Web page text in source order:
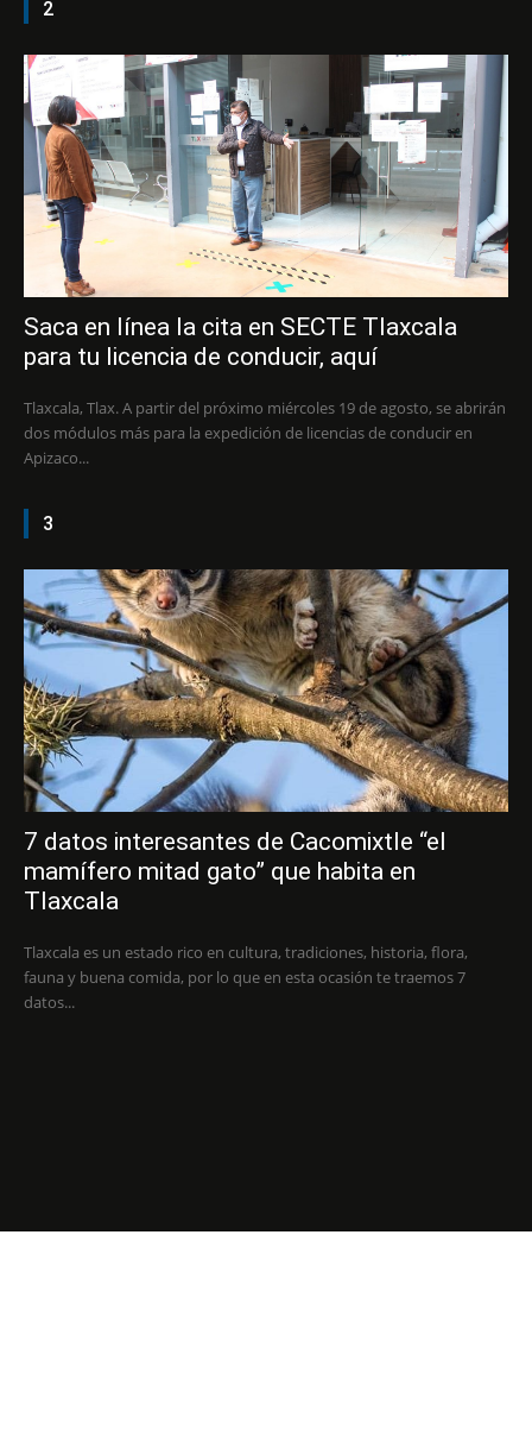
2
Saca en línea la cita en SECTE Tlaxcala
para tu licencia de conducir, aquí
Tlaxcala, Tlax. A partir del próximo miércoles 19 de agosto, se abrirán
dos módulos más para la expedición de licencias de conducir en
Apizaco...
3
7 datos interesantes de Cacomixtle “el
mamífero mitad gato” que habita en
Tlaxcala
Tlaxcala es un estado rico en cultura, tradiciones, historia, flora,
fauna y buena comida, por lo que en esta ocasión te traemos 7
datos...